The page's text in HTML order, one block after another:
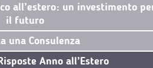
all’estero: un investimento
il futuro
una Consulenza
Anno all’Estero